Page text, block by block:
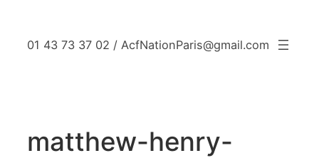
contenu
01 43 73 37 02 / AcfNationParis@gmail.com
matthew-henry-